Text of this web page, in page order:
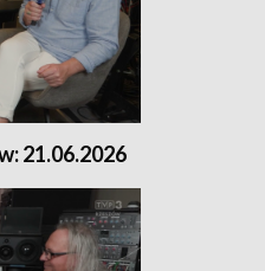
21.06.2026